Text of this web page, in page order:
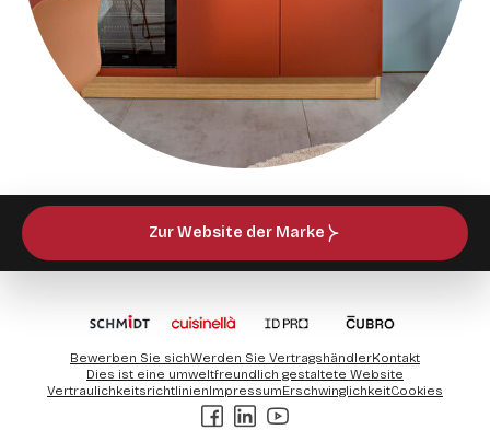
Zur Website der Marke
Bewerben Sie sichWerden Sie VertragshändlerKontakt
Dies ist eine umweltfreundlich gestaltete Website
VertraulichkeitsrichtlinienImpressumErschwinglichkeitCookies